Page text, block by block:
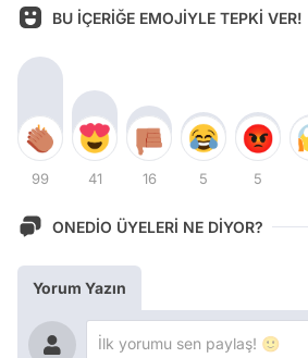
BU İÇERİĞE EMOJİYLE TEPKİ VER!
99 41 16 5 5
ONEDİO ÜYELERİ NE DİYOR?
Yorum Yazın